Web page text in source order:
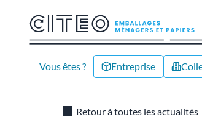
Vous êtes ? Entreprise
Retour à toutes les actualités